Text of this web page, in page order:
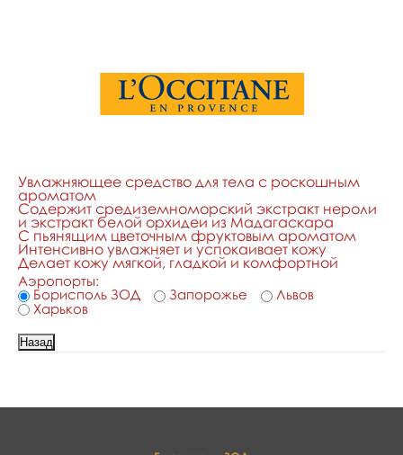
Увлажняющее средство для тела с роскошным
ароматом
Содержит средиземноморский экстракт нероли
и экстракт белой орхидеи из Мадагаскара
С пьянящим цветочным фруктовым ароматом
Интенсивно увлажняет и успокаивает кожу
Делает кожу мягкой, гладкой и комфортной
Аэропорты:
Борисполь ЗОД
Запорожье
Львов
Харьков